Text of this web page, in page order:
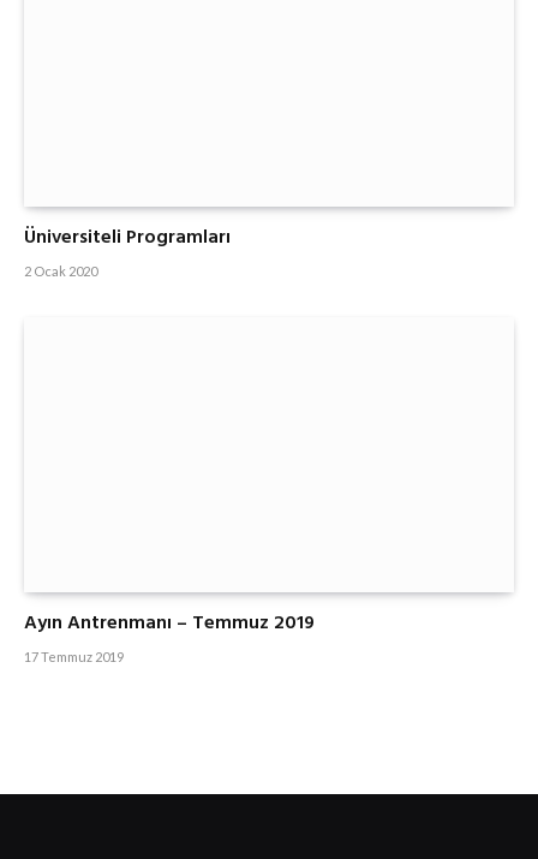
Üniversiteli Programları
2 Ocak 2020
Ayın Antrenmanı – Temmuz 2019
17 Temmuz 2019